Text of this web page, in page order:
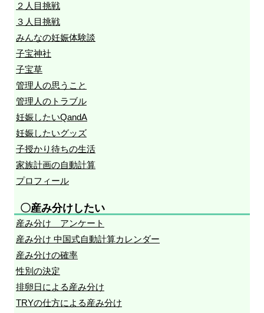
２人目挑戦
３人目挑戦
みんなの妊娠体験談
子宝神社
子宝草
管理人の思うこと
管理人のトラブル
妊娠したいQandA
妊娠したいグッズ
子授かり待ちの生活
家族計画の自動計算
プロフィール
〇産み分けしたい
産み分け アンケート
産み分け 中国式自動計算カレンダー
産み分けの確率
性別の決定
排卵日による産み分け
TRYの仕方による産み分け